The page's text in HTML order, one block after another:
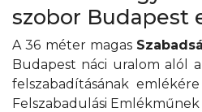
szobor Budapest
A 36 méter magas
Budapest náci uralom alól
felszabadításának
Felszabadulási